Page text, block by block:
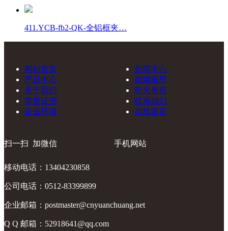
411.YCB-fb2-QK-全铝框夹…
网站首页
产品中心
关于我们
荣誉证书
企业环境
新闻中心
挡烟垂壁
防火卷帘
联系我们
在线留言
扫一扫 加微信 手机网站
移动电话：13404230858
公司电话：0512-83399899
企业邮箱：postmaster@cnyuanchuang.net
Q Q 邮箱：52918641@qq.com